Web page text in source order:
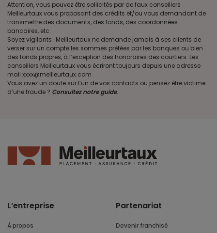
Attention, vous pouvez être sollicités par de faux conseillers
Meilleurtaux vous proposant des crédits et/ou vous demandant de
transmettre des documents, des fonds, des coordonnées
bancaires, etc.
Soyez vigilants · Meilleurtaux ne demande jamais à ses clients de
verser sur un compte les sommes prêtées par les banques ou bien
des fonds propres, à l’exception des honoraires des courtiers. Les
conseillers Meilleurtaux vous écriront toujours depuis une adresse
mail xxxx@meilleurtaux.com
Vous avez un doute sur l’un de vos contacts ou pensez être victime
d’une fraude ? Consultez notre guide.
L’entreprise
À propos
Partenariat
Devenir franchisé